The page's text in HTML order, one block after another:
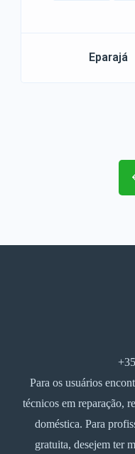
Eparajá
Para os usuários
técnicos em reparação,
doméstica. Para
gratuita, desejem ter